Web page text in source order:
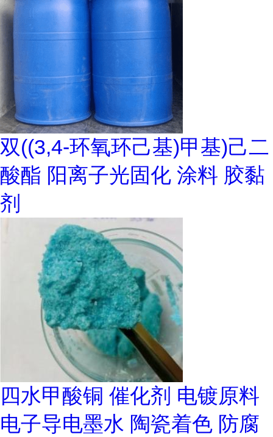
双((3,4-环氧环己基)甲基)己二
酸酯 阳离子光固化 涂料 胶黏
剂
四水甲酸铜 催化剂 电镀原料
电子导电墨水 陶瓷着色 防腐